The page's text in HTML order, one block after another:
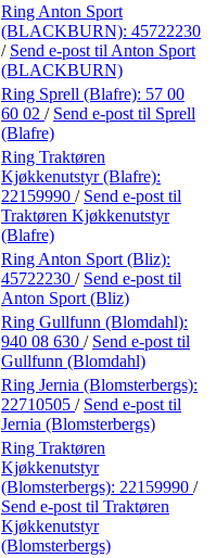
Ring Anton Sport
(BLACKBURN): 45722230
/ Send e-post til Anton Sport
(BLACKBURN)
Ring Sprell (Blafre): 57 00
60 02 / Send e-post til Sprell
(Blafre)
Ring Traktøren
Kjøkkenutstyr (Blafre):
22159990 / Send e-post til
Traktøren Kjøkkenutstyr
(Blafre)
Ring Anton Sport (Bliz):
45722230 / Send e-post til
Anton Sport (Bliz)
Ring Gullfunn (Blomdahl):
940 08 630 / Send e-post til
Gullfunn (Blomdahl)
Ring Jernia (Blomsterbergs):
22710505 / Send e-post til
Jernia (Blomsterbergs)
Ring Traktøren
Kjøkkenutstyr
(Blomsterbergs): 22159990 /
Send e-post til Traktøren
Kjøkkenutstyr
(Blomsterbergs)